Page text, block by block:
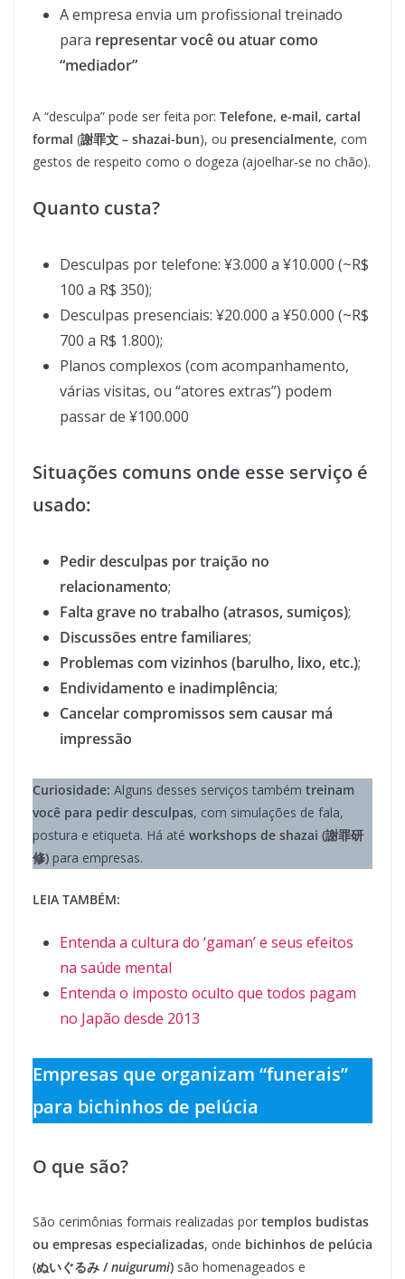
A empresa envia um profissional treinado
para representar você ou atuar como
“mediador”
A “desculpa” pode ser feita por: Telefone, e-mail, cartal
formal (謝罪文 – shazai-bun), ou presencialmente, com
gestos de respeito como o dogeza (ajoelhar-se no chão).
Quanto custa?
Desculpas por telefone: ¥3.000 a ¥10.000 (~R$
100 a R$ 350);
Desculpas presenciais: ¥20.000 a ¥50.000 (~R$
700 a R$ 1.800);
Planos complexos (com acompanhamento,
várias visitas, ou “atores extras”) podem
passar de ¥100.000
Situações comuns onde esse serviço é
usado:
Pedir desculpas por traição no
relacionamento;
Falta grave no trabalho (atrasos, sumiços);
Discussões entre familiares;
Problemas com vizinhos (barulho, lixo, etc.);
Endividamento e inadimplência;
Cancelar compromissos sem causar má
impressão
Curiosidade: Alguns desses serviços também treinam
você para pedir desculpas, com simulações de fala,
postura e etiqueta. Há até workshops de shazai (謝罪研
修) para empresas.
LEIA TAMBÉM:
Entenda a cultura do ‘gaman’ e seus efeitos
na saúde mental
Entenda o imposto oculto que todos pagam
no Japão desde 2013
Empresas que organizam “funerais”
para bichinhos de pelúcia
O que são?
São cerimônias formais realizadas por templos budistas
ou empresas especializadas, onde bichinhos de pelúcia
(ぬいぐるみ /nuigurumi) são homenageados e